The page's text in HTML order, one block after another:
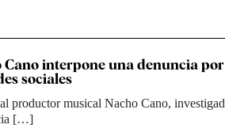
Cano interpone una denuncia
sociales
productor musical Nacho Cano,
[…]